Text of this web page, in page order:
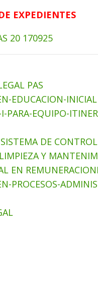
EXPEDIENTES
20 170925
PAS
EDUCACION-INICIAL
PARA-EQUIPO-
DE
Y
EN
PROCESOS-